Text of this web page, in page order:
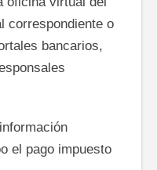
correspondiente o
bancarios,
el pago impuesto